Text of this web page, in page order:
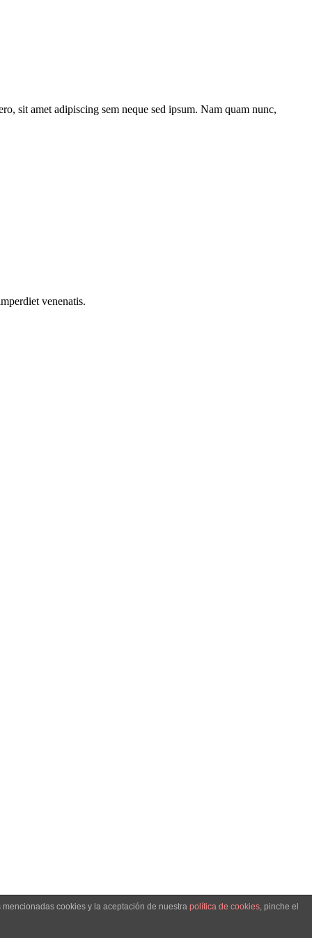
sit amet adipiscing sem neque sed ipsum. Nam quam nunc,
venenatis.
cookies y la aceptación de nuestra política de cookies, pinche el